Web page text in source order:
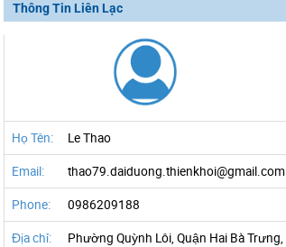
Thông Tin Liên Lạc
Họ Tên: Le Thao
Email: thao79.daiduong.thienkhoi@gmail.com
Phone: 0986209188
Địa chỉ:
Phường Quỳnh Lôi, Quận Hai Bà Trưng,